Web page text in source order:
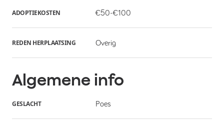
ADOPTIEKOSTEN €50-€100
REDEN HERPLAATSING Overig
Algemene info
GESLACHT Poes